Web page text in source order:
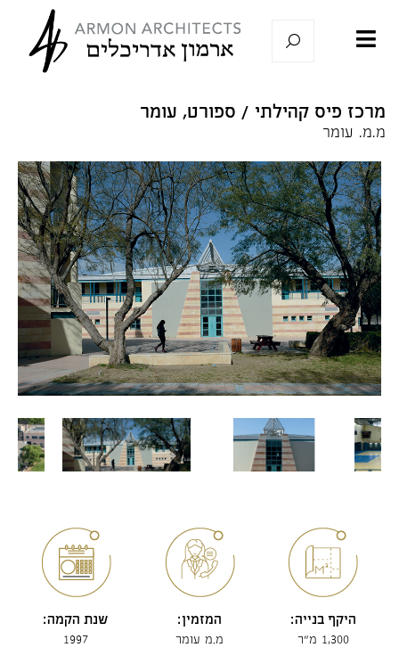
היקף בנייה:
1,300 מ"ר
המזמין:
מ.מ עומר
שנת הקמה:
1997
מרכז פיס קהילתי / ספורט, עומר
מ.מ. עומר